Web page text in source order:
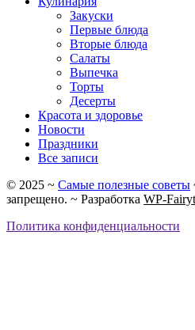
Закуски
Первые блюда
Вторые блюда
Салаты
Выпечка
Торты
Десерты
Красота и здоровье
Новости
Праздники
Все записи
© 2025 ~ Самые полезные советы
запрещено. ~ Разработка WP-
Политика конфиденциальности